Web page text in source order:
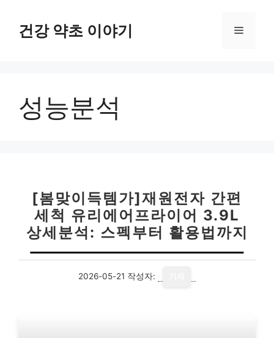
건강 약초 이야기 메
성능분석
[봄맞이득템가]재원전자 간편
세척 유리에어프라이어 3.9L
상세분석: 스펙부터 활용법까지
2026-05-21 작성자: